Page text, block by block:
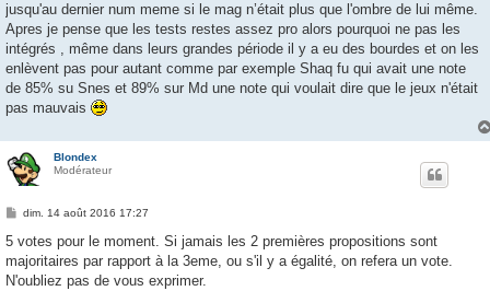
a
g
jusqu'au dernier num meme si le mag n’était plus que l'ombre de lui même.
Apres je pense que les tests restes assez pro alors pourquoi ne pas les
intégrés , même dans leurs grandes période il y a eu des bourdes et on les
enlèvent pas pour autant comme par exemple Shaq fu qui avait une note
de 85% su Snes et 89% sur Md une note qui voulait dire que le jeux n'était
pas mauvais
Blondex
Modérateur
M
s
a
g
dim. 14 août 2016 17:27
5 votes pour le moment. Si jamais les 2 premières propositions sont
majoritaires par rapport à la 3eme, ou s'il y a égalité, on refera un vote.
N'oubliez pas de vous exprimer.